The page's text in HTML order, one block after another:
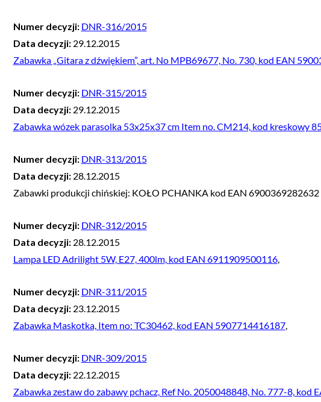
Numer decyzji: DNR-316/2015
Data decyzji: 29.12.2015
Zabawka „Gitara z dźwiękiem”, art. No MPB69677, No. 730, kod EAN
Numer decyzji: DNR-315/2015
Data decyzji: 29.12.2015
Zabawka wózek parasolka 53x25x37 cm Item no. CM214, kod kreskowy
Numer decyzji: DNR-313/2015
Data decyzji: 28.12.2015
Zabawki produkcji chińskiej: KOŁO PCHANKA kod EAN
Numer decyzji: DNR-312/2015
Data decyzji: 28.12.2015
Lampa LED Adrilight 5W, E27, 400lm, kod EAN 6911909500116,
Numer decyzji: DNR-311/2015
Data decyzji: 23.12.2015
Zabawka Maskotka, Item no: TC30462, kod EAN 5907714416187,
Numer decyzji: DNR-309/2015
Data decyzji: 22.12.2015
Zabawka zestaw do zabawy pchacz, Ref No. 2050048848, No. 777-8, kod